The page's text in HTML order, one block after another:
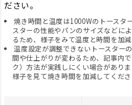
ださい。
焼き時間と温度は1000Wのトースタ
スターの性能やパンのサイズなどに
るため、様子をみて温度と時間を加減
温度設定が調整できないトースター
間や仕上がりが変わるため、記事内
ク）方法が実践しにくい場合があり
様子を見て焼き時間を加減してくださ